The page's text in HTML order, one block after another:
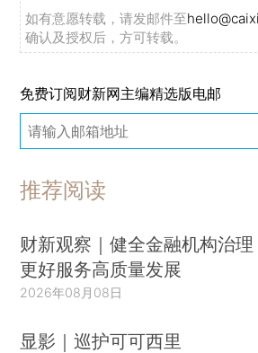
如有意愿转载，请发邮件至
确认及授权后，方可转载。
免费订阅财新网主编精选版电邮
推荐阅读
财新观察｜健全金融机构治理
更好服务高质量发展
2026年08月08日
显影｜巡护可可西里